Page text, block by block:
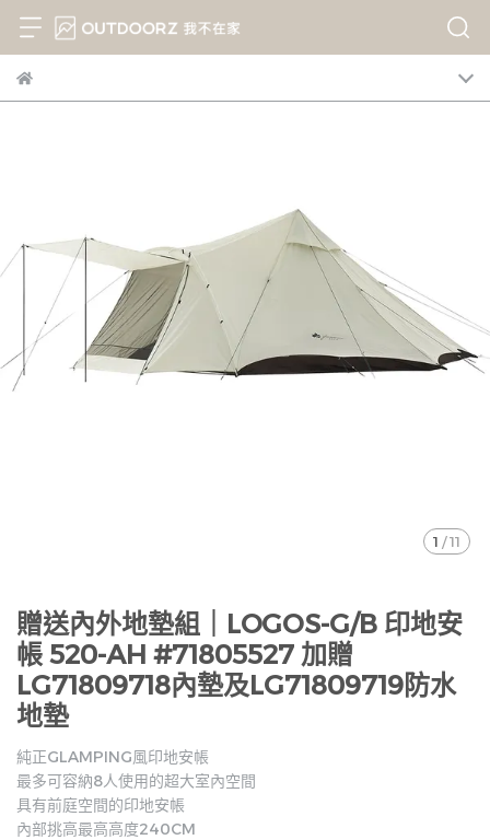
1 /11
贈送內外地墊組｜LOGOS-G/B 印地安
帳 520-AH #71805527 加贈
LG71809718內墊及LG71809719防水
地墊
純正GLAMPING風印地安帳
最多可容納8人使用的超大室內空間
具有前庭空間的印地安帳
內部挑高最高高度240CM